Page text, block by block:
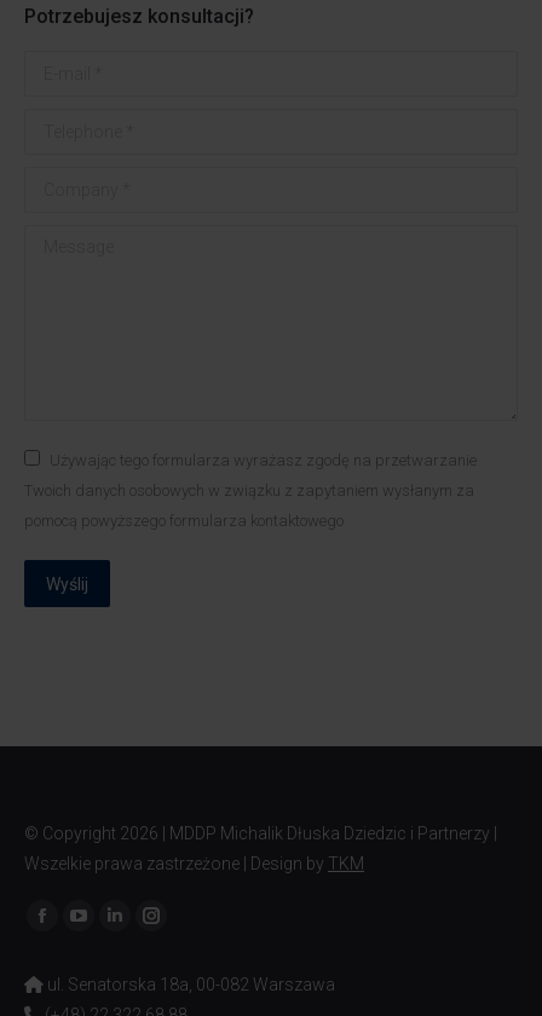
Potrzebujesz konsultacji?
Używając tego formularza wyrażasz zgodę na przetwarzanie
Twoich danych osobowych w związku z zapytaniem wysłanym za
pomocą powyższego formularza kontaktowego
Wyślij
© Copyright 2026 | MDDP Michalik Dłuska Dziedzic i Partnerzy |
Wszelkie prawa zastrzeżone | Design by TKM
Znajdź nas na:
ul. Senatorska 18a, 00-082 Warszawa